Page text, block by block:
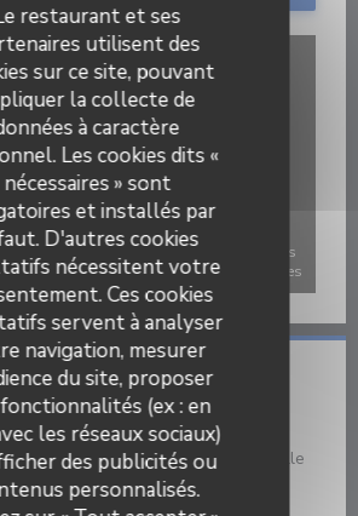
restaurant et ses
utilisent des
sur ce site, pouvant
la collecte de
à caractère
Les cookies dits «
nécessaires » sont
et installés par
D'autres cookies
nécessitent votre
Ces cookies
servent à analyser
navigation, mesurer
du site, proposer
(ex : en
les réseaux sociaux)
des publicités ou
personnalisés.
interactive Waze, vous devez accepter les
Ces cookies peuvent collecter des
et de localisation.
Autoriser
Infos pratiques
Cuisine
maison, Terroir, Cuisine Traditionnelle
Type de restaurant